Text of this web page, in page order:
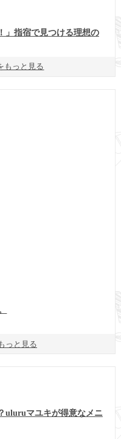
」指宿で見つける理想の
もっと見る
っと見る
uluruマユキが得意なメニ